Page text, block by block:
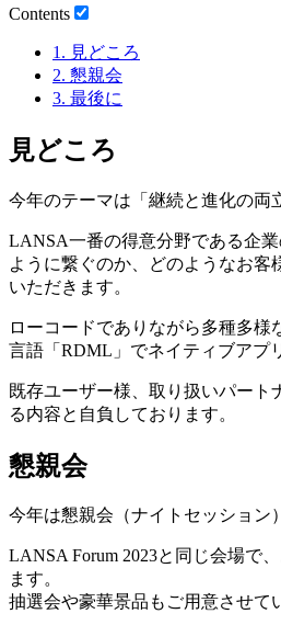
Contents
1. 見どころ
2. 懇親会
3. 最後に
見どころ
今年のテーマは「継続と進化の両
LANSA一番の得意分野である企
ように繋ぐのか、どのようなお
いただきます。
ローコードでありながら多種多
言語「RDML」でネイティブアプ
既存ユーザー様、取り扱いパー
る内容と自負しております。
懇親会
今年は懇親会（ナイトセッション
LANSA Forum 2023と同じ会場で
ます。
抽選会や豪華景品もご用意させて